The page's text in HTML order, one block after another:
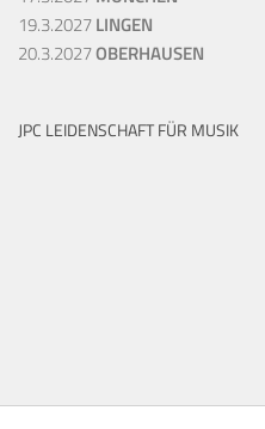
19.3.2027LINGEN
20.3.2027OBERHAUSEN
JPC LEIDENSCHAFT FÜR MUSIK